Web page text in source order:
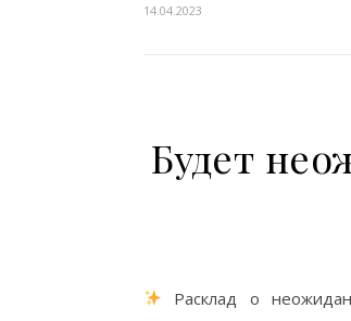
14.04.2023
Будет
Расклад о